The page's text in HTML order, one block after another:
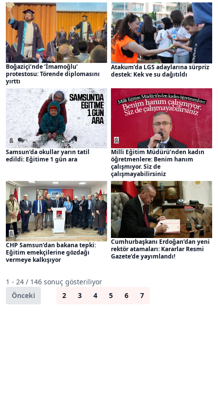
Boğaziçi’nde ‘İmamoğlu’
protestosu: Törende diplomasını
yırttı
Atakum’da LGS adaylarına sürpriz
destek: Kek ve su dağıtıldı
Samsun’da okullar yarın tatil
edildi: Eğitime 1 gün ara
Milli Eğitim Müdürü’nden kadın
öğretmenlere: Benim hanım
çalışmıyor. Siz de
çalışmayabilirsiniz
CHP Samsun’dan bakana tepki:
Eğitim emekçilerine gözdağı
vermeye kalkışıyor
Cumhurbaşkanı Erdoğan’dan yeni
rektör atamaları: Kararlar Resmi
Gazete’de yayımlandı!
1 - 24 / 146 sonuç gösteriliyor
Önceki
2 3 4 5 6 7